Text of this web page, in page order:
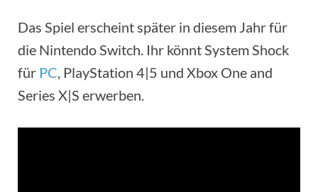
Das Spiel erscheint später in diesem Jahr für
die Nintendo Switch. Ihr könnt System Shock
für PC, PlayStation 4|5 und Xbox One and
Series X|S erwerben.